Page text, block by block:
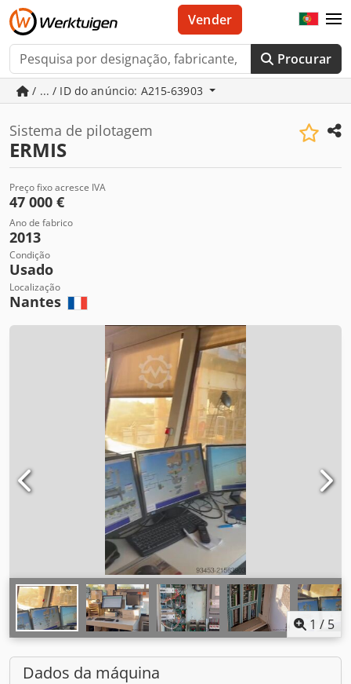
Procurar
Vender
/ ... / ID do anúncio: A215-63903
Sistema de pilotagem
ERMIS
Preço fixo acresce IVA
47 000 €
Ano de fabrico
2013
Condição
Usado
Localização
Nantes
1 / 5
Dados da máquina